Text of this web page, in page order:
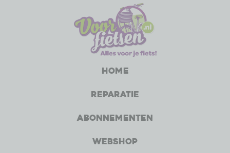
Home
Reparatie
Abonnementen
Webshop